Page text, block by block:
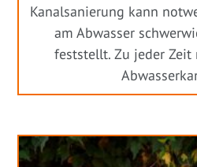
Kanalsanierung kann
am Abwasser
feststellt. Zu jeder